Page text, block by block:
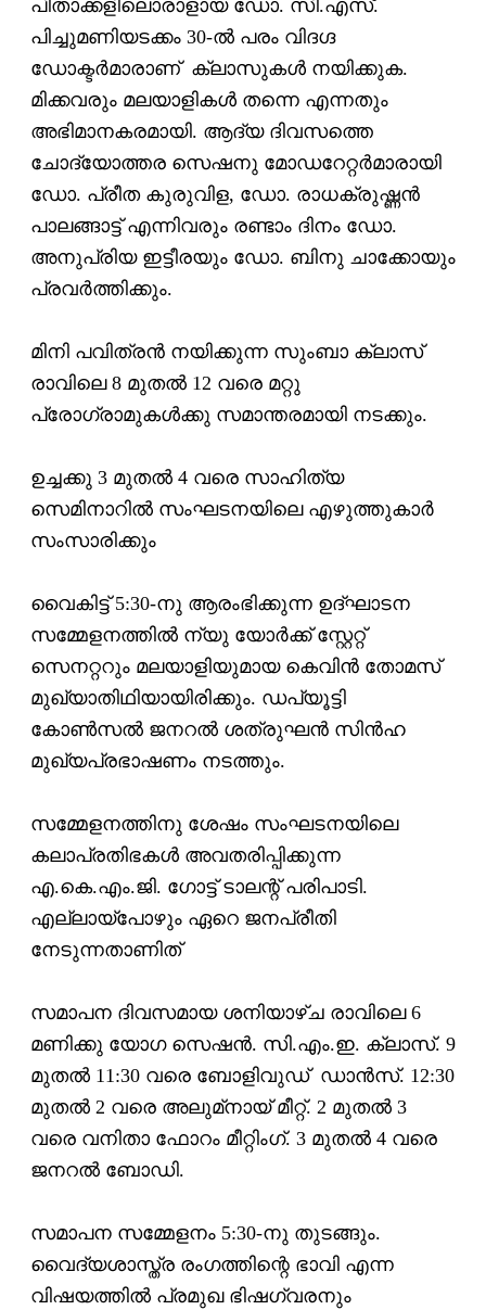
പിതാക്കളിലൊരാളായ ഡോ. സി.എസ്.
പിച്ചുമണിയടക്കം 30-ല്‍ പരം വിദഗ്ദ
ഡോക്ടര്‍മാരാണ് ക്ലാസുകള്‍ നയിക്കുക.
മിക്കവരും മലയാളികള്‍ തന്നെ എന്നതും
അഭിമാനകരമായി. ആദ്യ ദിവസത്തെ
ചോദ്യോത്തര സെഷനു മോഡറേറ്റര്‍മാരായി
ഡോ. പ്രീത കുരുവിള, ഡോ. രാധക്രുഷ്ണന്‍
പാലങ്ങാട്ട് എന്നിവരും രണ്ടാം ദിനം ഡോ.
അനുപ്രിയ ഇട്ടീരയും ഡോ. ബിനു ചാക്കോയും
പ്രവര്‍ത്തിക്കും.
മിനി പവിത്രന്‍ നയിക്കുന്ന സുംബാ ക്ലാസ്
രാവിലെ 8 മുതല്‍ 12 വരെ മറ്റു
പ്രോഗ്രാമുകള്‍ക്കു സമാന്തരമായി നടക്കും.
ഉച്ചക്കു 3 മുതല്‍ 4 വരെ സാഹിത്യ
സെമിനാറില്‍ സംഘടനയിലെ എഴുത്തുകാര്‍
സംസാരിക്കും
വൈകിട്ട് 5:30-നു ആരംഭിക്കുന്ന ഉദ്ഘാടന
സമ്മേളനത്തില്‍ ന്യു യോര്‍ക്ക് സ്റ്റേറ്റ്
സെനറ്ററും മലയാളിയുമായ കെവിന്‍ തോമസ്
മുഖ്യാതിഥിയായിരിക്കും. ഡപ്യൂട്ടി
കോണ്‍സല്‍ ജനറല്‍ ശത്രുഘന്‍ സിന്‍ഹ
മുഖ്യപ്രഭാഷണം നടത്തും.
സമ്മേളനത്തിനു ശേഷം സംഘടനയിലെ
കലാപ്രതിഭകള്‍ അവതരിപ്പിക്കുന്ന
എ.കെ.എം.ജി. ഗോട്ട് ടാലന്റ് പരിപാടി.
എല്ലായ്‌പോഴും ഏറെ ജനപ്രീതി
നേടുന്നതാണിത്
സമാപന ദിവസമായ ശനിയാഴ്ച രാവിലെ 6
മണിക്കു യോഗ സെഷന്‍. സി.എം.ഇ. ക്ലാസ്. 9
മുതല്‍ 11:30 വരെ ബോളിവുഡ് ഡാന്‍സ്. 12:30
മുതല്‍ 2 വരെ അലുമ്‌നായ് മീറ്റ്. 2 മുതല്‍ 3
വരെ വനിതാ ഫോറം മീറ്റിംഗ്. 3 മുതല്‍ 4 വരെ
ജനറല്‍ ബോഡി.
സമാപന സമ്മേളനം 5:30-നു തുടങ്ങും.
വൈദ്യശാസ്ത്ര രംഗത്തിന്റെ ഭാവി എന്ന
വിഷയത്തില്‍ പ്രമുഖ ഭിഷഗ്വരനും